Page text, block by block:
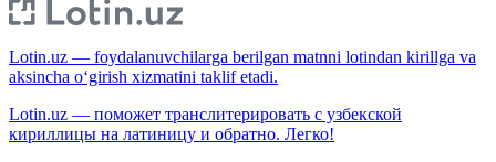
Lotin.uz — foydalanuvchilarga berilgan matnni lotindan kirillga va
aksincha o‘girish xizmatini taklif etadi.
Lotin.uz — поможет транслитерировать с узбекской
кириллицы на латиницу и обратно. Легко!